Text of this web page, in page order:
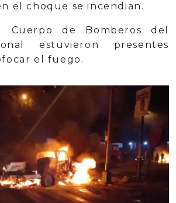
el choque se incendian.
Cuerpo de Bomberos del
estuvieron presentes
el fuego.